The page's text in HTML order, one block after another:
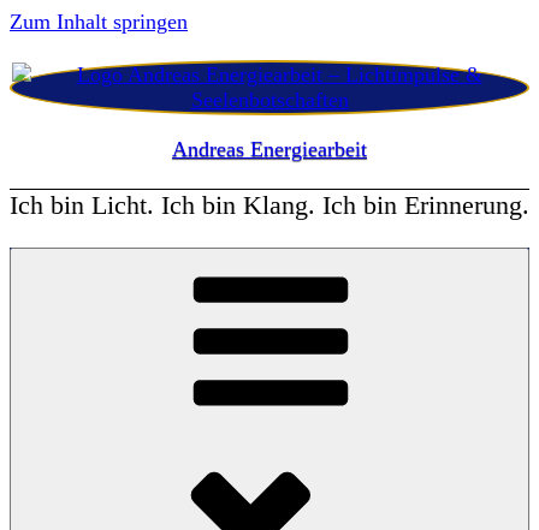
Zum Inhalt springen
Andreas Energiearbeit
Ich bin Licht. Ich bin Klang. Ich bin Erinnerung.